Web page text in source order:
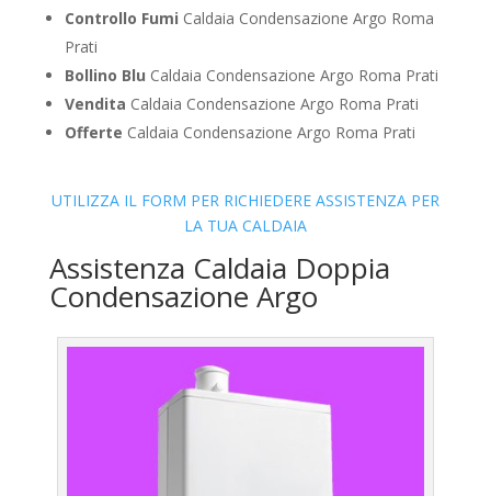
Controllo Fumi Caldaia Condensazione Argo Roma
Prati
Bollino Blu Caldaia Condensazione Argo Roma Prati
Vendita Caldaia Condensazione Argo Roma Prati
Offerte Caldaia Condensazione Argo Roma Prati
UTILIZZA IL FORM PER RICHIEDERE ASSISTENZA PER
LA TUA CALDAIA
Assistenza Caldaia Doppia
Condensazione Argo